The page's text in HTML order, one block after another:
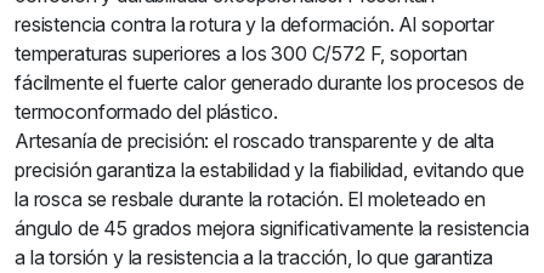
resistencia contra la rotura y la deformación. Al soportar
temperaturas superiores a los 300 C/572 F, soportan
fácilmente el fuerte calor generado durante los procesos de
termoconformado del plástico.
Artesanía de precisión: el roscado transparente y de alta
precisión garantiza la estabilidad y la fiabilidad, evitando que
la rosca se resbale durante la rotación. El moleteado en
ángulo de 45 grados mejora significativamente la resistencia
a la torsión y la resistencia a la tracción, lo que garantiza